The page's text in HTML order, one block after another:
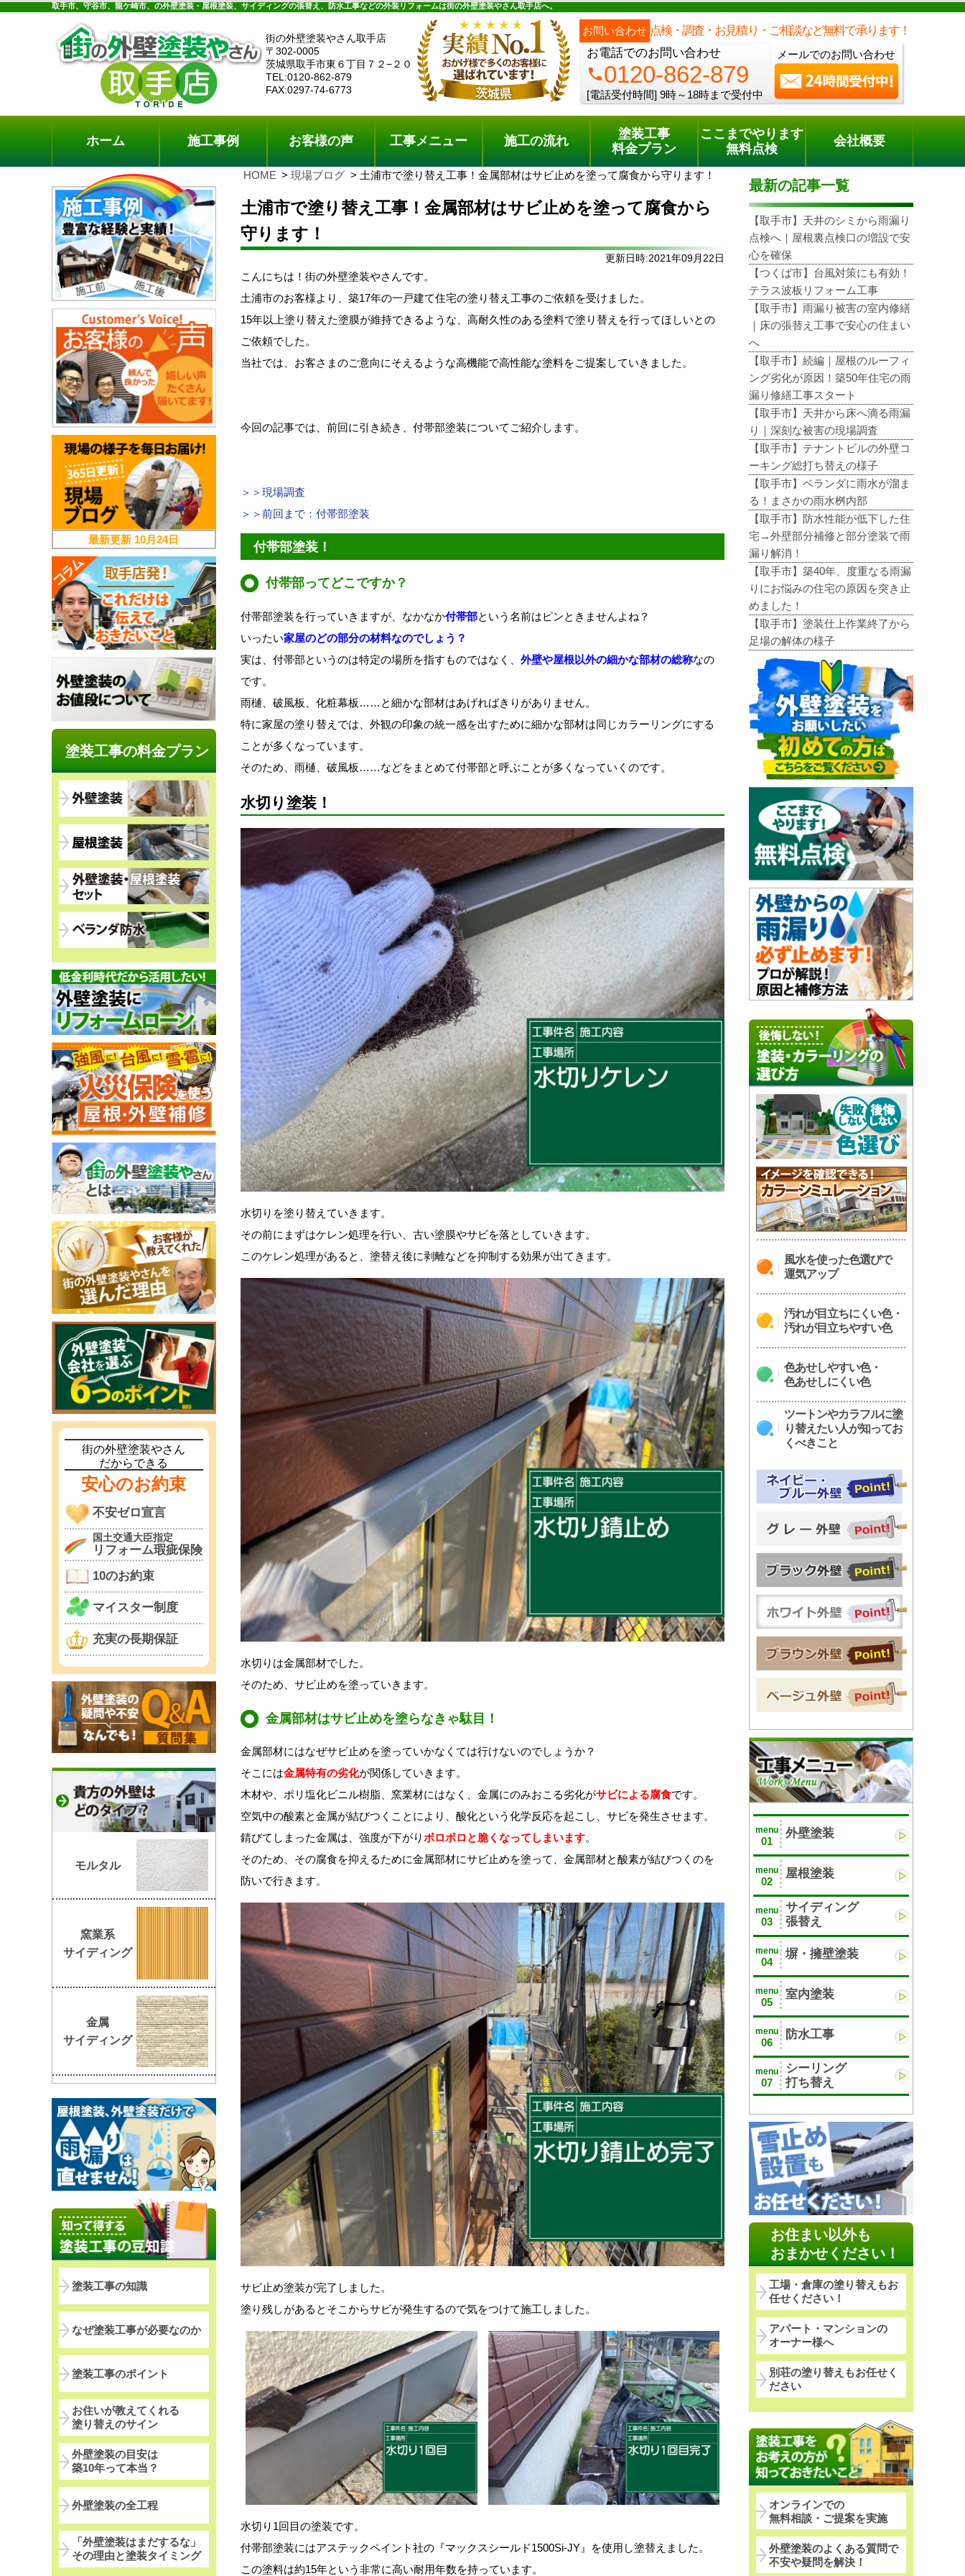
取手市、守谷市、龍ケ崎市、の外壁塗装・屋根塗装、サイディングの張替え、防水工事などの外装リフォームは街の外壁塗装やさん取手店へ。
街の外壁塗装やさん取手店
〒302-0005
茨城県取手市東６丁目７２−２０
TEL:0120-862-879
FAX:0297-74-6773
お問い合わせ 点検・調査・お見積り・ご相談など無料で承ります！
お電話でのお問い合わせ
phone0120-862-879
[電話受付時間] 9時～18時まで受付中
メールでのお問い合わせ
料金プラン 無料点検
電話でのご相談 [9時～18時まで受付中]
phone0120-862-879
ホーム 施工事例 お客様の声 工事メニュー 施工の流れ
塗装工事
料金プラン
ここまでやります
無料点検
会社概要
HOME 現場ブログ 土浦市で塗り替え工事！金属部材はサビ止めを塗って腐食から守ります！
土浦市で塗り替え工事！金属部材はサビ止めを塗って腐食から
守ります！
更新日時:2021年09月22日
こんにちは！街の外壁塗装やさんです。
土浦市のお客様より、築17年の一戸建て住宅の塗り替え工事のご依頼を受けました。
15年以上塗り替えた塗膜が維持できるような、高耐久性のある塗料で塗り替えを行ってほしいとの
ご依頼でした。
当社では、お客さまのご意向にそえるような高機能で高性能な塗料をご提案していきました。
今回の記事では、前回に引き続き、付帯部塗装についてご紹介します。
＞＞現場調査
＞＞前回まで：付帯部塗装
付帯部塗装！
付帯部ってどこですか？
付帯部塗装を行っていきますが、なかなか付帯部という名前はピンときませんよね？
いったい家屋のどの部分の材料なのでしょう？
実は、付帯部というのは特定の場所を指すものではなく、 外壁や屋根以外の細かな部材の総称なの
です。
雨樋、破風板、化粧幕板……と細かな部材はあげればきりがありません。
特に家屋の塗り替えでは、外観の印象の統一感を出すために細かな部材は同じカラーリングにする
ことが多くなっています。
そのため、雨樋、破風板……などをまとめて付帯部と呼ぶことが多くなっていくのです。
水切り塗装！
水切りを塗り替えていきます。
その前にまずはケレン処理を行い、古い塗膜やサビを落としていきます。
このケレン処理があると、塗替え後に剥離などを抑制する効果が出てきます。
水切りは金属部材でした。
そのため、サビ止めを塗っていきます。
金属部材はサビ止めを塗らなきゃ駄目！
金属部材にはなぜサビ止めを塗っていかなくては行けないのでしょうか？
そこには金属特有の劣化が関係していきます。
木材や、ポリ塩化ビニル樹脂、窯業材にはなく、金属にのみおこる劣化がサビによる腐食です。
空気中の酸素と金属が結びつくことにより、酸化という化学反応を起こし、サビを発生させます。
錆びてしまった金属は、強度が下がりボロボロと脆くなってしまいます。
そのため、その腐食を抑えるために金属部材にサビ止めを塗って、金属部材と酸素が結びつくのを
防いで行きます。
サビ止め塗装が完了しました。
塗り残しがあるとそこからサビが発生するので気をつけて施工しました。
水切り1回目の塗装です。
付帯部塗装にはアステックペイント社の『マックスシールド1500Si-JY』を使用し塗替えました。
この塗料は約15年という非常に高い耐用年数を持っています。
最新の記事一覧
【取手市】天井のシミから雨漏り
点検へ｜屋根裏点検口の増設で安
心を確保
【つくば市】台風対策にも有効！
テラス波板リフォーム工事
【取手市】雨漏り被害の室内修繕
｜床の張替え工事で安心の住まい
へ
【取手市】続編｜屋根のルーフィ
ング劣化が原因！築50年住宅の雨
漏り修繕工事スタート
【取手市】天井から床へ滴る雨漏
り｜深刻な被害の現場調査
【取手市】テナントビルの外壁コ
ーキング総打ち替えの様子
【取手市】ベランダに雨水が溜ま
る！まさかの雨水桝内部
【取手市】防水性能が低下した住
宅→外壁部分補修と部分塗装で雨
漏り解消！
【取手市】築40年、度重なる雨漏
りにお悩みの住宅の原因を突き止
めました！
【取手市】塗装仕上作業終了から
足場の解体の様子
風水を使った色選びで
運気アップ
汚れが目立ちにくい色・
汚れが目立ちやすい色
色あせしやすい色・
色あせしにくい色
ツートンやカラフルに塗
り替えたい人が知ってお
くべきこと
menu
01
外壁塗装
menu
02
屋根塗装
menu
03
サイディング
張替え
menu
04
塀・擁壁塗装
menu
05
室内塗装
menu
06
防水工事
menu
07
シーリング
打ち替え
お住まい以外も
おまかせください！
工場・倉庫の塗り替えもお
任せください！
アパート・マンションの
オーナー様へ
別荘の塗り替えもお任せく
ださい
オンラインでの
無料相談・ご提案を実施
外壁塗装のよくある質問で
不安や疑問を解決！
最新更新 10月24日
塗装工事の料金プラン
街の外壁塗装やさん
だからできる
安心のお約束
不安ゼロ宣言
国土交通大臣指定
リフォーム瑕疵保険
10のお約束
マイスター制度
充実の長期保証
モルタル
窯業系
サイディング
金属
サイディング
塗装工事の知識
なぜ塗装工事が必要なのか
塗装工事のポイント
お住いが教えてくれる
塗り替えのサイン
外壁塗装の目安は
築10年って本当？
外壁塗装の全工程
「外壁塗装はまだするな」
その理由と塗装タイミング